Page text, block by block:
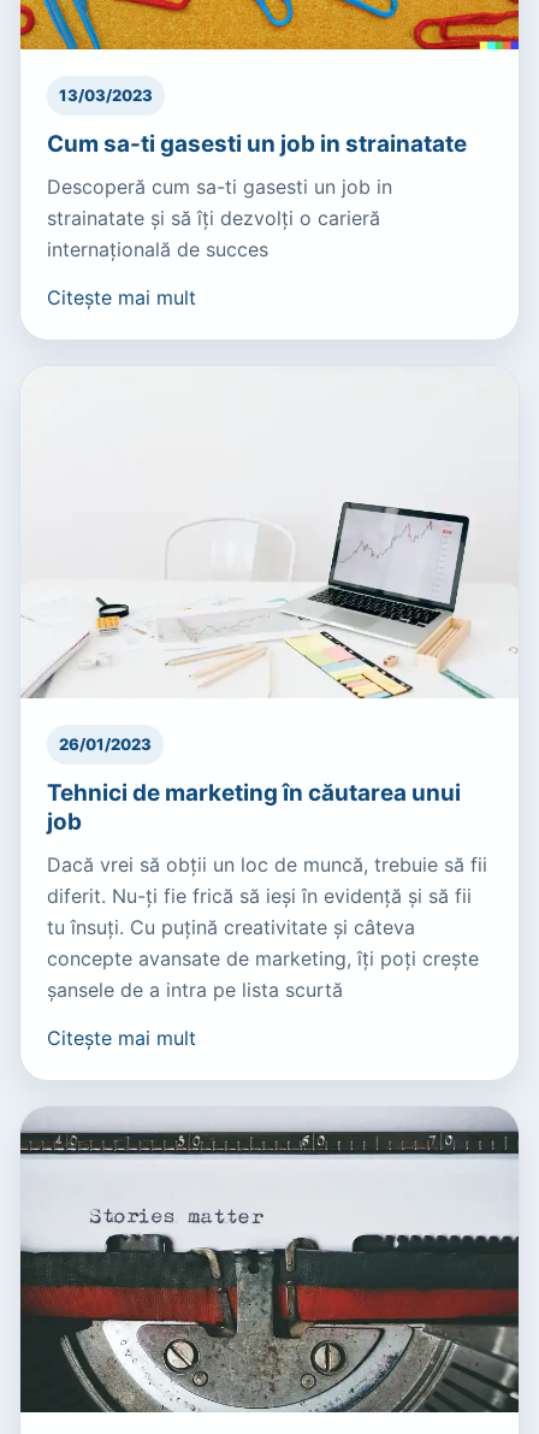
13/03/2023
Cum sa-ti gasesti un job in strainatate
Descoperă cum sa-ti gasesti un job in
strainatate și să îți dezvolți o carieră
internațională de succes
Citește mai mult
26/01/2023
Tehnici de marketing în căutarea unui
job
Dacă vrei să obții un loc de muncă, trebuie să fii
diferit. Nu-ți fie frică să ieși în evidență și să fii
tu însuți. Cu puțină creativitate și câteva
concepte avansate de marketing, îți poți crește
șansele de a intra pe lista scurtă
Citește mai mult